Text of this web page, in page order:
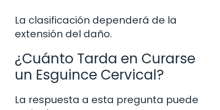
La clasificación dependerá de la
extensión del daño.
¿Cuánto Tarda en Curarse
un Esguince Cervical?
La respuesta a esta pregunta puede